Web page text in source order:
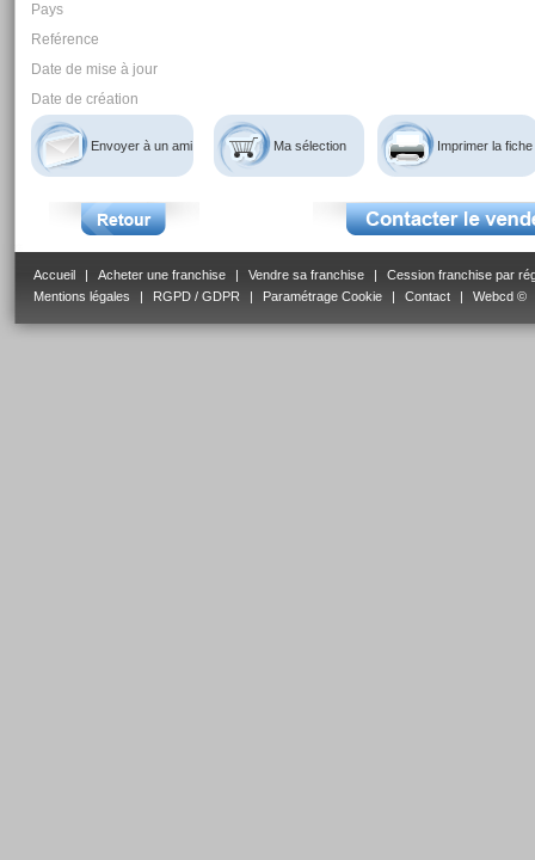
Pays
Reférence
Date de mise à jour
Date de création
Envoyer à un ami Ma sélection Imprimer la fiche
Accueil | Acheter une franchise | Vendre sa franchise |
Cession franchise par
Mentions légales
| RGPD / GDPR | Paramétrage Cookie | Contact | Webcd ©